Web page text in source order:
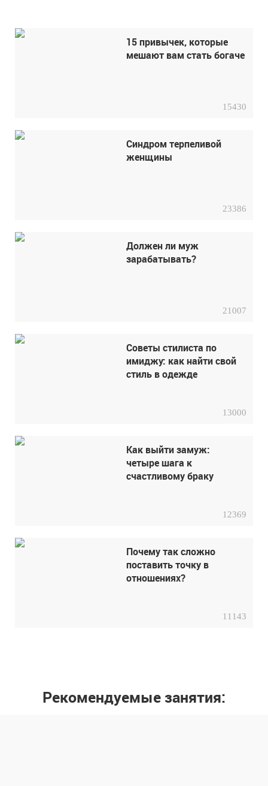
15 привычек, которые
мешают вам стать богаче
15430
Синдром терпеливой
женщины
23386
Должен ли муж
зарабатывать?
21007
Советы стилиста по
имиджу: как найти свой
стиль в одежде
13000
Как выйти замуж:
четыре шага к
счастливому браку
12369
Почему так сложно
поставить точку в
отношениях?
11143
Рекомендуемые занятия: